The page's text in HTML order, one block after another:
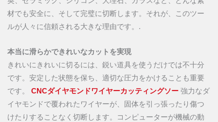
材でも安全に、そして完璧に切断します。それが、このツー
ルが人々に信頼される大きな理由です。.
本当に滑らかできれいなカットを実現
きれいにきれいに切るには、鋭い道具を使うだけでは不十分
です。安定した状態を保ち、適切な圧力をかけることも重要
です。 CNCダイヤモンドワイヤーカッティングソー 強力なダ
イヤモンドで覆われたワイヤーが、固体を引っ張ったり傷つ
けたりすることなく切断します。コンピューターが機械の動